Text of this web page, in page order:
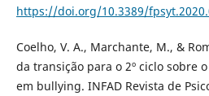
https://doi.org/10.3389/
Coelho, V. A., Marchante, M., &
da transição para o 2º ciclo sobre
em bullying. INFAD Revista de